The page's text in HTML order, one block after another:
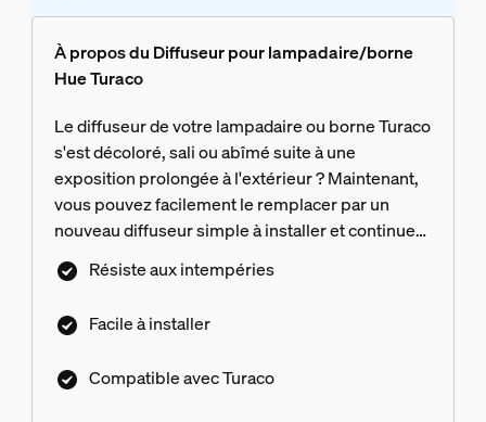
À propos du Diffuseur pour lampadaire/borne
Hue Turaco
Le diffuseur de votre lampadaire ou borne Turaco
s'est décoloré, sali ou abîmé suite à une
exposition prolongée à l'extérieur ? Maintenant,
vous pouvez facilement le remplacer par un
nouveau diffuseur simple à installer et continuer
ainsi à utiliser vos lampes d'extérieur sans
changer l'ensemble du luminaire.
Résiste aux intempéries
Facile à installer
Compatible avec Turaco